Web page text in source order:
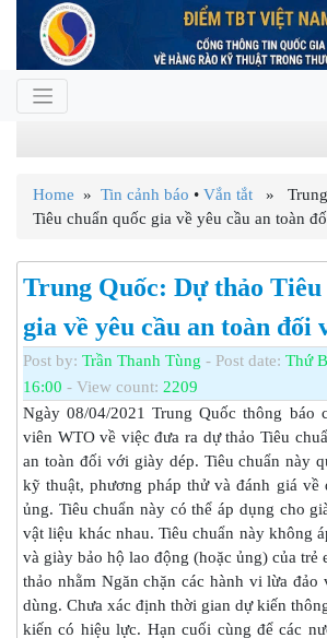
Home » Tin cảnh báo • Vắn tắt » Trung
Tiêu chuẩn quốc gia về yêu cầu an toàn
Trung Quốc: Dự thảo Tiêu
gia về yêu cầu an toàn đối
Post by: Trần Thanh Tùng - Post date: Thứ
16:00 - View count: 2209
Ngày 08/04/2021 Trung Quốc thông báo
viên WTO về việc đưa ra dự thảo Tiêu
an toàn đối với giày dép. Tiêu chuẩn này
kỹ thuật, phương pháp thử và đánh giá về
ủng. Tiêu chuẩn này có thể áp dụng cho
vật liệu khác nhau. Tiêu chuẩn này không
và giày bảo hộ lao động (hoặc ủng) của trẻ
thảo nhằm Ngăn chặn các hành vi lừa đảo
dùng. Chưa xác định thời gian dự kiến
kiến có hiệu lực. Hạn cuối cùng để các